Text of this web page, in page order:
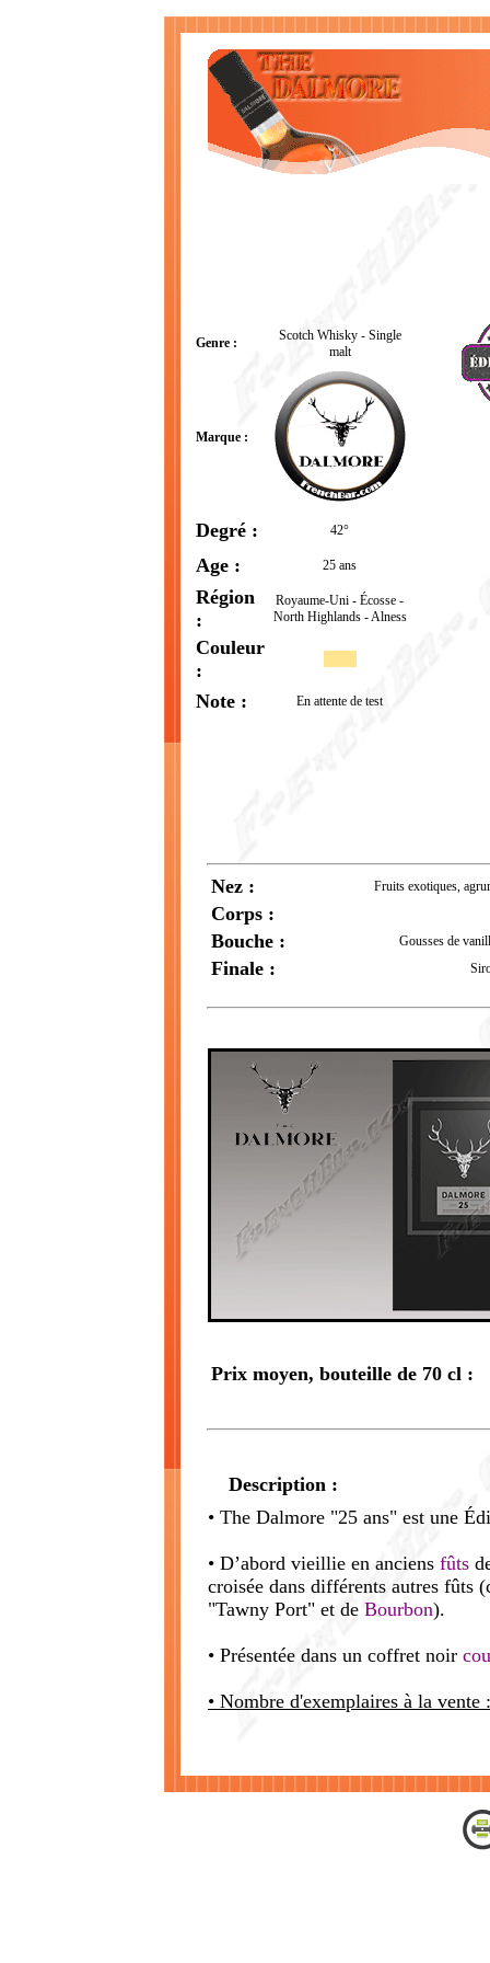
Genre :
Scotch Whisky - Single
malt
Marque :
Degré : 42°
Age : 25 ans
Région
:
Royaume-Uni - Écosse -
North Highlands - Alness
Couleur
:
Note :
En attente de test
Nez : Fruits exotiques,
Corps :
Bouche :
Gousses de
Finale :
Prix moyen, bouteille de 70 cl :
Description :
• The Dalmore "25 ans" est une
• D’abord vieillie en anciens fûts
croisée dans différents autres fûts
"Tawny Port" et de Bourbon).
• Présentée dans un coffret noir
• Nombre d'exemplaires à la vente :